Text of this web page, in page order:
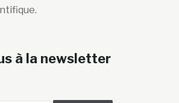
à la newsletter